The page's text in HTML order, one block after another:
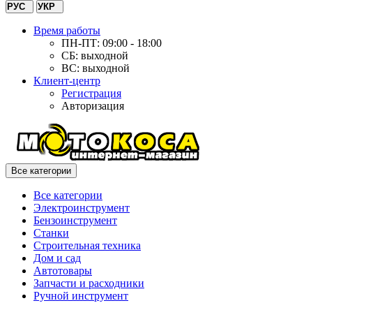
РУС УКР
Время работы
ПН-ПТ: 09:00 - 18:00
СБ: выходной
ВС: выходной
Клиент-центр
Регистрация
Авторизация
Все категории
Все категории
Электроинструмент
Бензоинструмент
Станки
Строительная техника
Дом и сад
Автотовары
Запчасти и расходники
Ручной инструмент